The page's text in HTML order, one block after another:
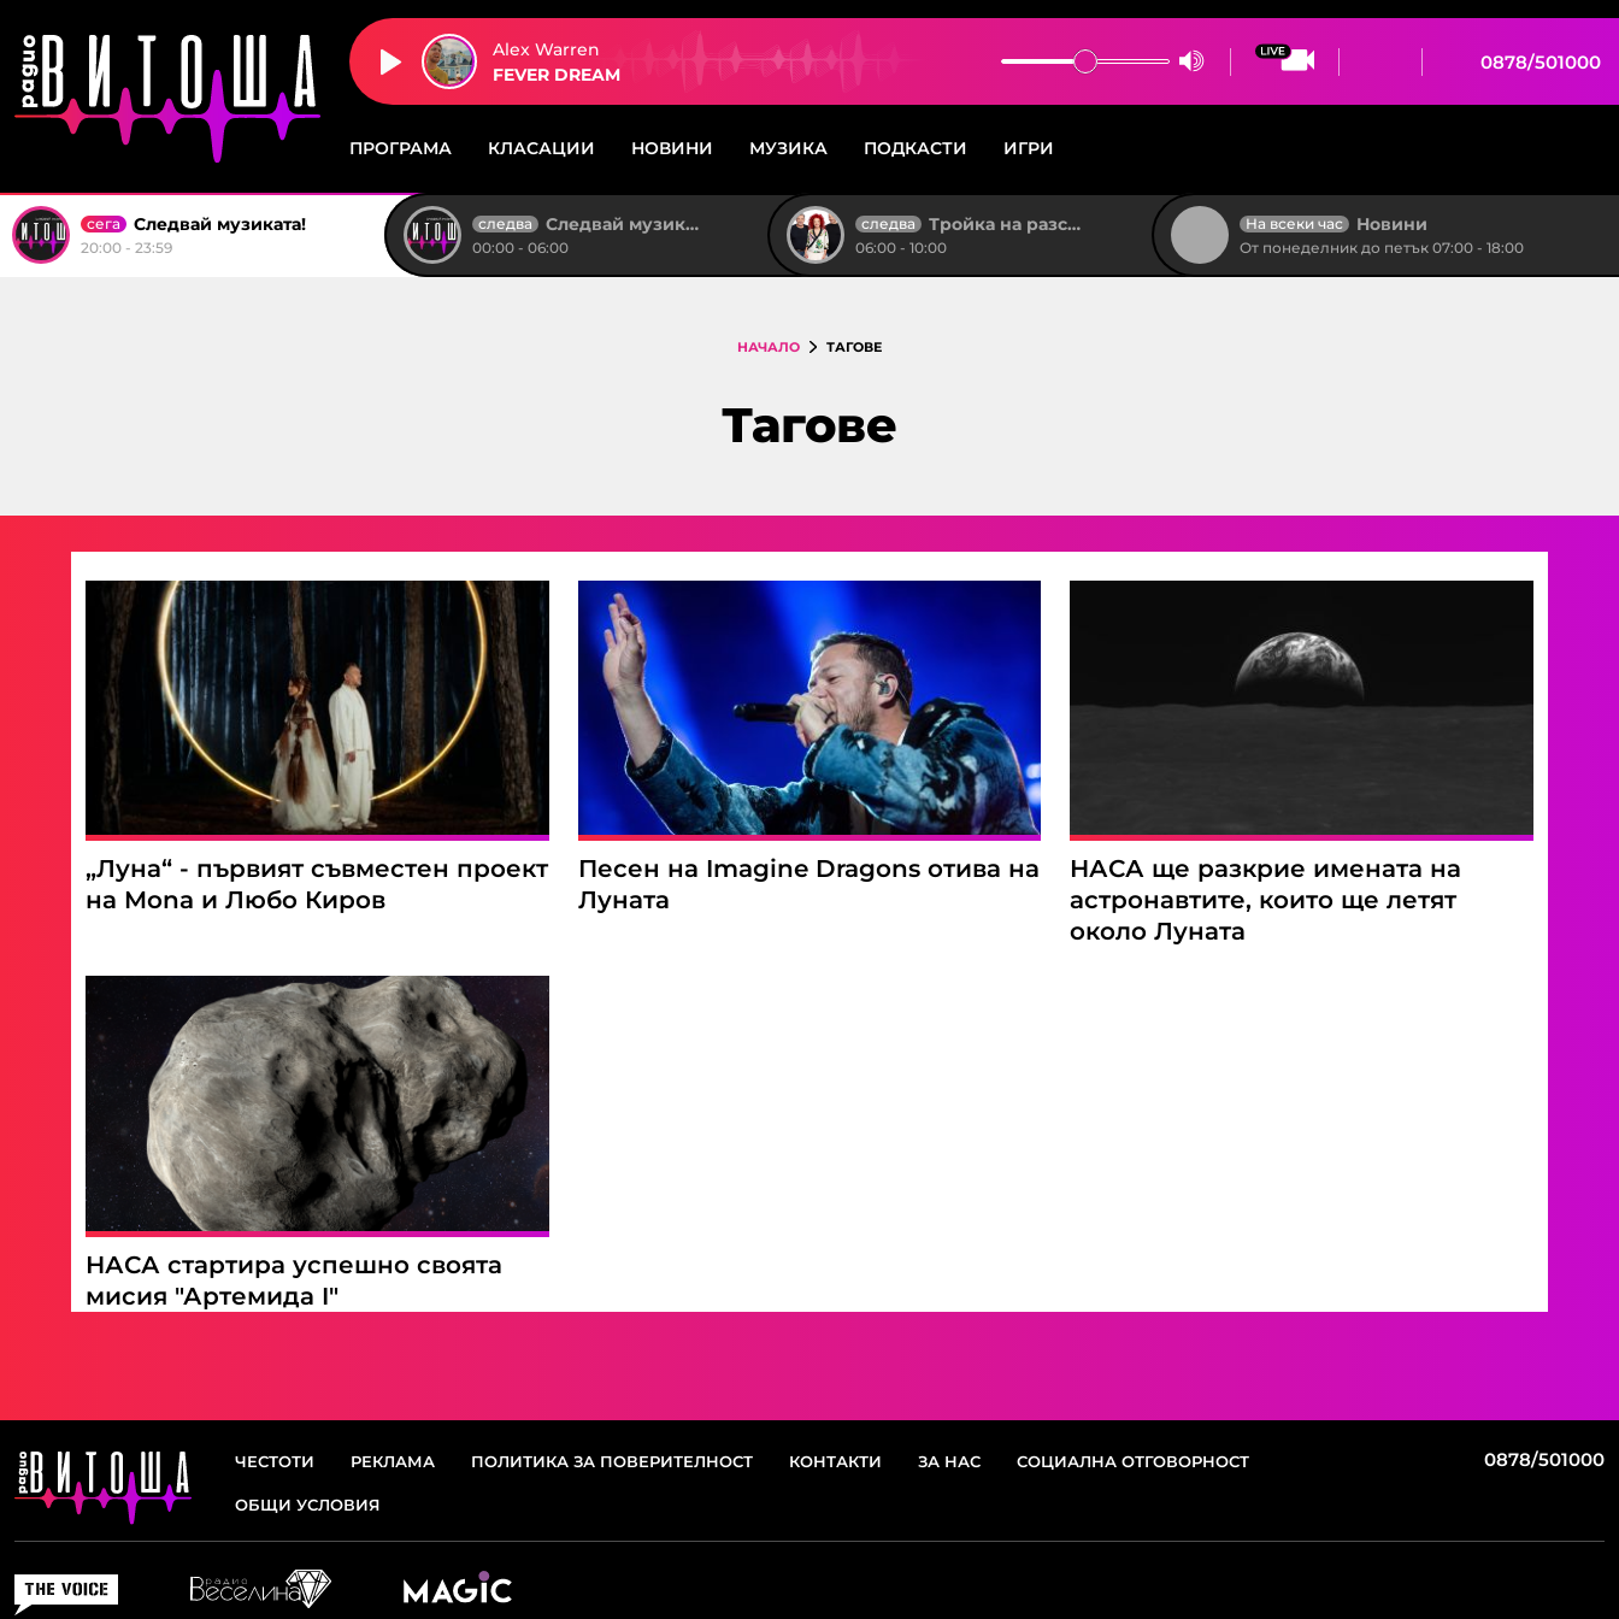
Alex Warren
FEVER DREAM
0878/501000
ПРОГРАМА КЛАСАЦИИ НОВИНИ МУЗИКА ПОДКАСТИ ИГРИ
сега Следвай музиката!
20:00 - 23:59
следва Следвай музиката!
00:00 - 06:00
следва Тройка на разсъмване
06:00 - 10:00
На всеки час Новини
От понеделник до петък 07:00 - 18:00
НАЧАЛО ТАГОВЕ
Тагове
„Луна“ - първият съвместен проект
на Mona и Любо Киров
Песен на Imagine Dragons отива на
Луната
НАСА ще разкрие имената на
астронавтите, които ще летят
около Луната
НАСА стартира успешно своята
мисия "Артемида I"
0878/501000
ЧЕСТОТИ РЕКЛАМА ПОЛИТИКА ЗА ПОВЕРИТЕЛНОСТ КОНТАКТИ ЗА НАС СОЦИАЛНА ОТГОВОРНОСТ
ОБЩИ УСЛОВИЯ